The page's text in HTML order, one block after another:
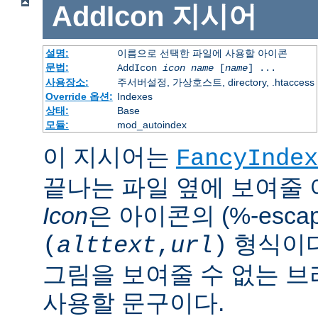
AddIcon 지시어
설명:
이름으로 선택한 파일에 사용할 아이콘
문법:
AddIcon icon name[name] ...
사용장소:
주서버설정, 가상호스트, directory, .htaccess
Override 옵션: Indexes
상태:
Base
모듈:
mod_autoindex
이 지시어는
끝나는 파일 옆에 보여줄
Icon은 아이콘의 (%-
( alttext, url ) 형식이
그림을 보여줄 수 없는
사용할 문구이다.